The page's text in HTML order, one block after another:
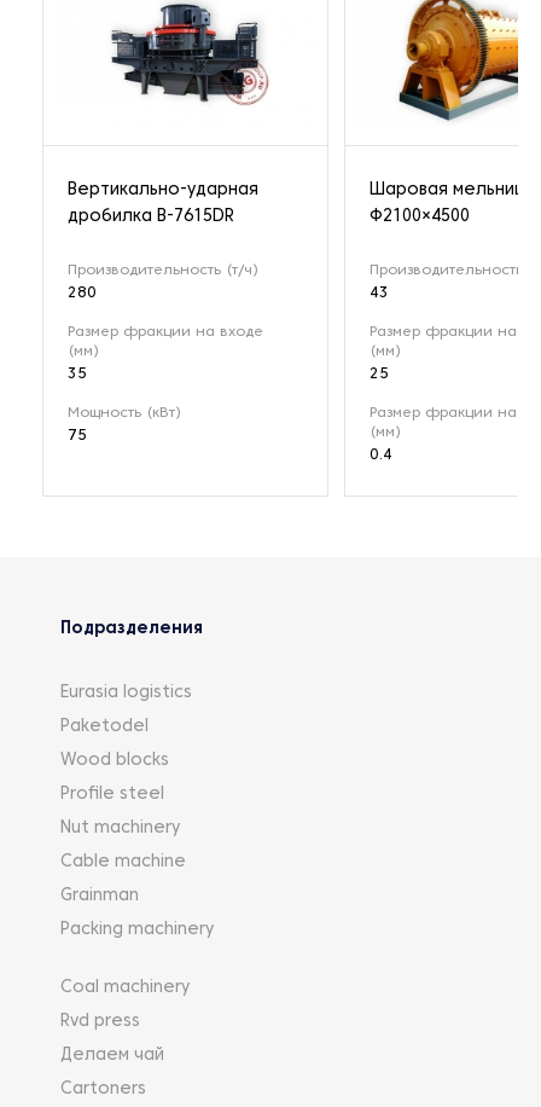
Вертикально-ударная
дробилка B-7615DR
Производительность (т/ч)
280
Размер фракции на входе
(мм)
35
Мощность (кВт)
75
Шаровая мельница
Ф2100×4500
Производительность
43
Размер фракции на
(мм)
25
Размер фракции на
(мм)
0.4
Подразделения
Eurasia logistics
Paketodel
Wood blocks
Profile steel
Nut machinery
Cable machine
Grainman
Packing machinery
Coal machinery
Rvd press
Делаем чай
Cartoners